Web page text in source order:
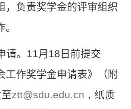
，负责奖学金的评审组织
请。 11月 18 日前提交
工作奖学金申请表》（附
ztt@sdu.edu.cn ，纸质